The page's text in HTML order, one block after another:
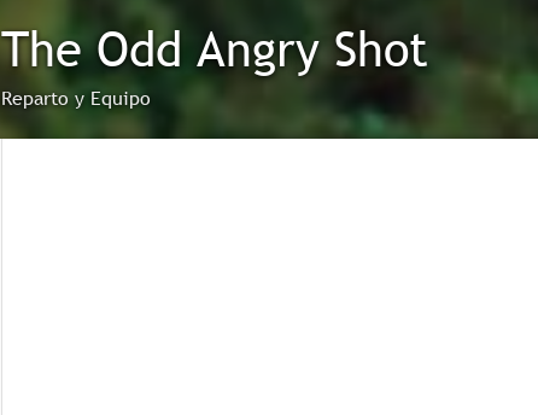
The Odd Angry Shot
Reparto y Equipo